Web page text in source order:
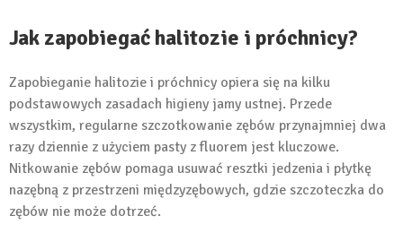
Jak zapobiegać halitozie i próchnicy?
Zapobieganie halitozie i próchnicy opiera się na kilku
podstawowych zasadach higieny jamy ustnej. Przede
wszystkim, regularne szczotkowanie zębów przynajmniej dwa
razy dziennie z użyciem pasty z fluorem jest kluczowe.
Nitkowanie zębów pomaga usuwać resztki jedzenia i płytkę
nazębną z przestrzeni międzyzębowych, gdzie szczoteczka do
zębów nie może dotrzeć.